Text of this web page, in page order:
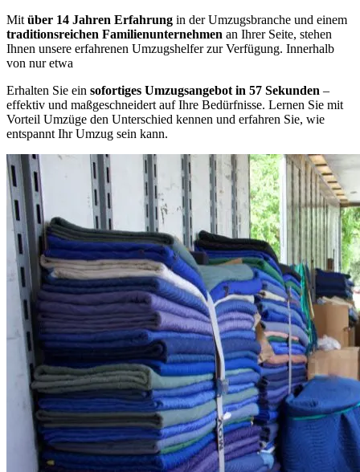
Mit über 14 Jahren Erfahrung in der Umzugsbranche und einem
traditionsreichen Familienunternehmen an Ihrer Seite, stehen
Ihnen unsere erfahrenen Umzugshelfer zur Verfügung. Innerhalb
von nur etwa
Erhalten Sie ein sofortiges Umzugsangebot in 57 Sekunden –
effektiv und maßgeschneidert auf Ihre Bedürfnisse. Lernen Sie mit
Vorteil Umzüge den Unterschied kennen und erfahren Sie, wie
entspannt Ihr Umzug sein kann.